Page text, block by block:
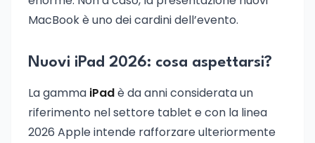
MacBook è uno dei cardini dell’evento.
Nuovi iPad 2026: cosa aspettarsi?
La gamma iPadè da anni considerata un
riferimento nel settore tablet e con la linea
2026 Apple intende rafforzare ulteriormente